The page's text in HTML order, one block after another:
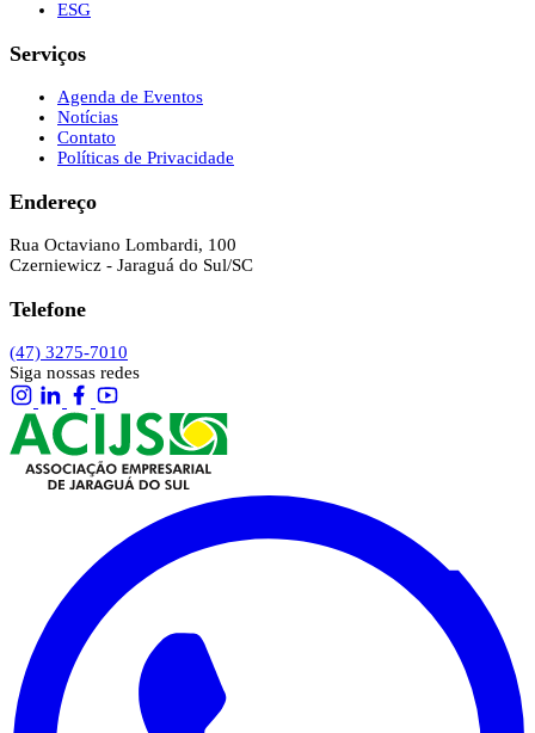
ESG
Serviços
Agenda de Eventos
Notícias
Contato
Políticas de Privacidade
Endereço
Rua Octaviano Lombardi, 100
Czerniewicz - Jaraguá do Sul/SC
Telefone
(47) 3275-7010
Siga nossas redes